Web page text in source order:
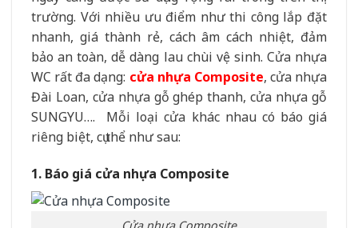
trường. Với nhiều ưu điểm như thi công lắp đặt
nhanh, giá thành rẻ, cách âm cách nhiệt, đảm
bảo an toàn, dễ dàng lau chùi vệ sinh. Cửa nhựa
WC rất đa dạng: cửa nhựa Composite, cửa nhựa
Đài Loan, cửa nhựa gỗ ghép thanh, cửa nhựa gỗ
SUNGYU…. Mỗi loại cửa khác nhau có báo giá
riêng biệt, cụ thể như sau:
1. Báo giá cửa nhựa Composite